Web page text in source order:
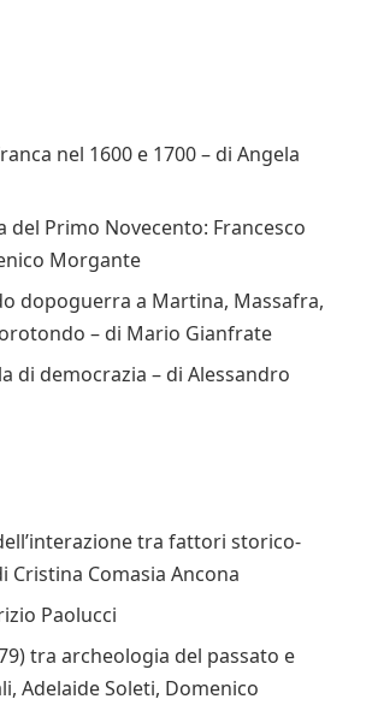
nel 1600 e 1700 – di Angela
Primo Novecento: Francesco
Morgante
dopoguerra a Martina, Massafra,
– di Mario Gianfrate
di democrazia – di Alessandro
tra fattori storico-
Comasia Ancona
Paolucci
tra archeologia del passato e
Adelaide Soleti, Domenico